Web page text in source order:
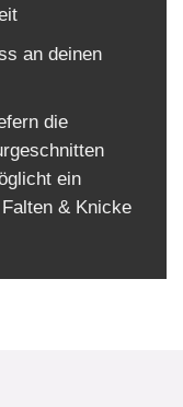
an deinen
die
ein
& Knicke